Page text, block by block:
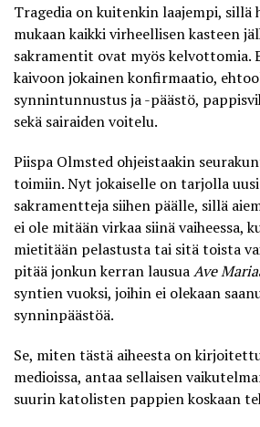
Tragedia on kuitenkin laajempi, sillä
mukaan kaikki virheellisen kasteen
sakramentit ovat myös kelvottomia.
kaivoon jokainen konfirmaatio,
synnintunnustus ja -päästö,
sekä sairaiden voitelu.
Piispa Olmsted ohjeistaakin
toimiin. Nyt jokaiselle on tarjolla
sakramentteja siihen päälle, sillä
ei ole mitään virkaa siinä vaiheessa,
mietitään pelastusta tai sitä toista
pitää jonkun kerran lausuaAve
syntien vuoksi, joihin ei olekaan
synninpäästöä.
Se, miten tästä aiheesta on
medioissa, antaa sellaisen
suurin katolisten pappien koskaan